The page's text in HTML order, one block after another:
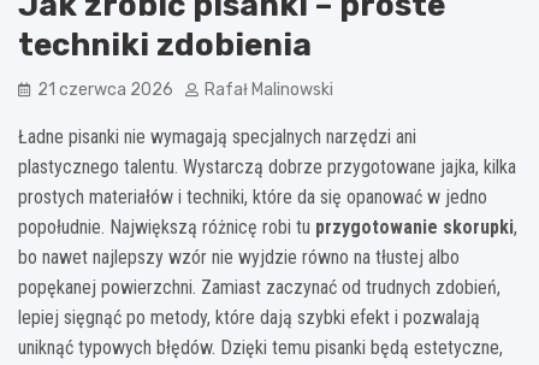
techniki zdobienia
21 czerwca 2026 Rafał Malinowski
Ładne pisanki nie wymagają specjalnych narzędzi ani
plastycznego talentu. Wystarczą dobrze przygotowane jajka, kilka
prostych materiałów i techniki, które da się opanować w jedno
popołudnie. Największą różnicę robi tu przygotowanie skorupki,
bo nawet najlepszy wzór nie wyjdzie równo na tłustej albo
popękanej powierzchni. Zamiast zaczynać od trudnych zdobień,
lepiej sięgnąć po metody, które dają szybki efekt i pozwalają
uniknąć typowych błędów. Dzięki temu pisanki będą estetyczne,